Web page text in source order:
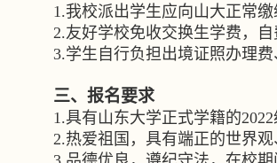
1.我校派出学生应向山大正常缴
2.友好学校免收交换生学费，自
3.学生自行负担出境证照办理
三、报名要求
1.具有山东大学正式学籍的2022
2.热爱祖国，具有端正的世界观